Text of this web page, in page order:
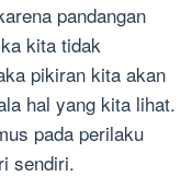
pandangan
kita tidak
pikiran kita akan
hal yang kita lihat.
pada perilaku
sendiri.